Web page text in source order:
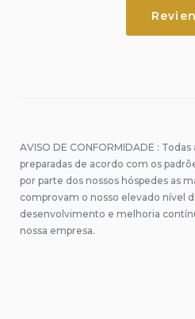
AVISO DE CONFORMIDADE :
preparadas de acordo com os
por parte dos nossos hóspedes as
comprovam o nosso elevado nível
desenvolvimento e melhoria
nossa empresa.